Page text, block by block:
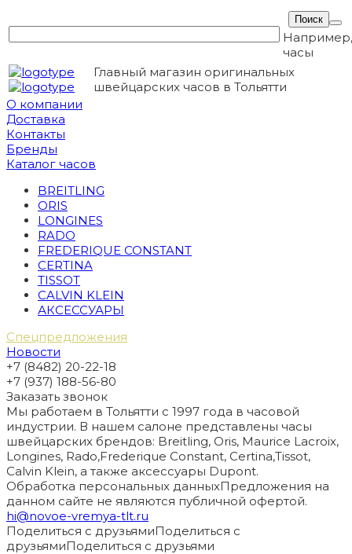
Например,
часы
Главный магазин оригинальных
швейцарских часов в Тольятти
О компании
Доставка
Контакты
Бренды
Каталог часов
BREITLING
ORIS
LONGINES
RADO
FREDERIQUE CONSTANT
CERTINA
TISSOT
CALVIN KLEIN
АКСЕССУАРЫ
Спецпредложения
Новости
+7 (8482) 20-22-18
+7 (937) 188-56-80
Заказать звонок
Мы работаем в Тольятти с 1997 года в часовой
индустрии. В нашем салоне представлены часы
швейцарских брендов: Breitling, Oris, Maurice Lacroix,
Longines, Rado,Frederique Constant, Certina,Tissot,
Calvin Klein, а также аксессуары Dupont.
Обработка персональных данныхПредложения на
данном сайте не являются публичной офертой.
hi@novoe-vremya-tlt.ru
Поделиться с друзьямиПоделиться с
друзьямиПоделиться с друзьями